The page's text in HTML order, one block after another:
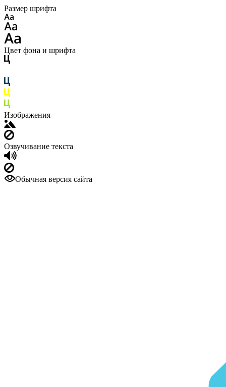
Размер шрифта
Цвет фона и шрифта
Изображения
Озвучивание текста
Обычная версия сайта